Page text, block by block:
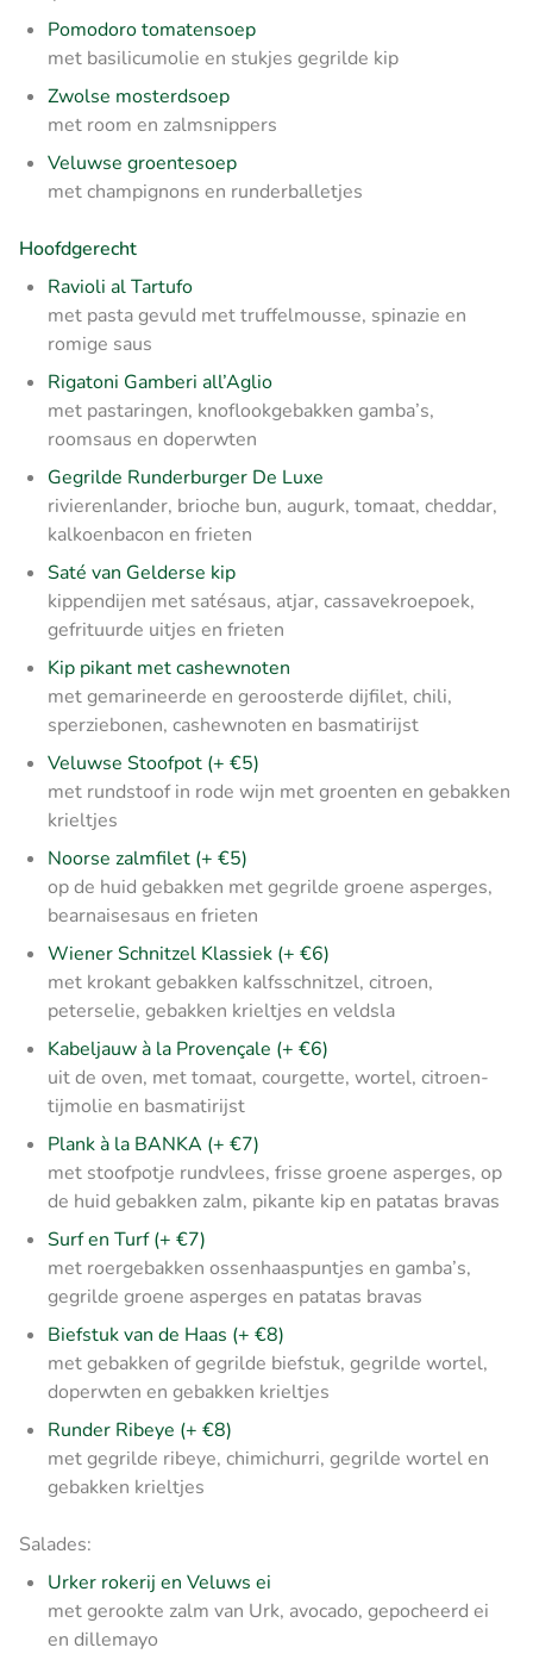
Pomodoro tomatensoep
met basilicumolie en stukjes gegrilde kip
Zwolse mosterdsoep
met room en zalmsnippers
Veluwse groentesoep
met champignons en runderballetjes
Hoofdgerecht
Ravioli al Tartufo
met pasta gevuld met truffelmousse, spinazie en
romige saus
Rigatoni Gamberi all’Aglio
met pastaringen, knoflookgebakken gamba’s,
roomsaus en doperwten
Gegrilde Runderburger De Luxe
rivierenlander, brioche bun, augurk, tomaat, cheddar,
kalkoenbacon en frieten
Saté van Gelderse kip
kippendijen met satésaus, atjar, cassavekroepoek,
gefrituurde uitjes en frieten
Kip pikant met cashewnoten
met gemarineerde en geroosterde dijfilet, chili,
sperziebonen, cashewnoten en basmatirijst
Veluwse Stoofpot (+ €5)
met rundstoof in rode wijn met groenten en gebakken
krieltjes
Noorse zalmfilet (+ €5)
op de huid gebakken met gegrilde groene asperges,
bearnaisesaus en frieten
Wiener Schnitzel Klassiek (+ €6)
met krokant gebakken kalfsschnitzel, citroen,
peterselie, gebakken krieltjes en veldsla
Kabeljauw à la Provençale (+ €6)
uit de oven, met tomaat, courgette, wortel, citroen-
tijmolie en basmatirijst
Plank à la BANKA (+ €7)
met stoofpotje rundvlees, frisse groene asperges, op
de huid gebakken zalm, pikante kip en patatas bravas
Surf en Turf (+ €7)
met roergebakken ossenhaaspuntjes en gamba’s,
gegrilde groene asperges en patatas bravas
Biefstuk van de Haas (+ €8)
met gebakken of gegrilde biefstuk, gegrilde wortel,
doperwten en gebakken krieltjes
Runder Ribeye (+ €8)
met gegrilde ribeye, chimichurri, gegrilde wortel en
gebakken krieltjes
Salades:
Urker rokerij en Veluws ei
met gerookte zalm van Urk, avocado, gepocheerd ei
en dillemayo